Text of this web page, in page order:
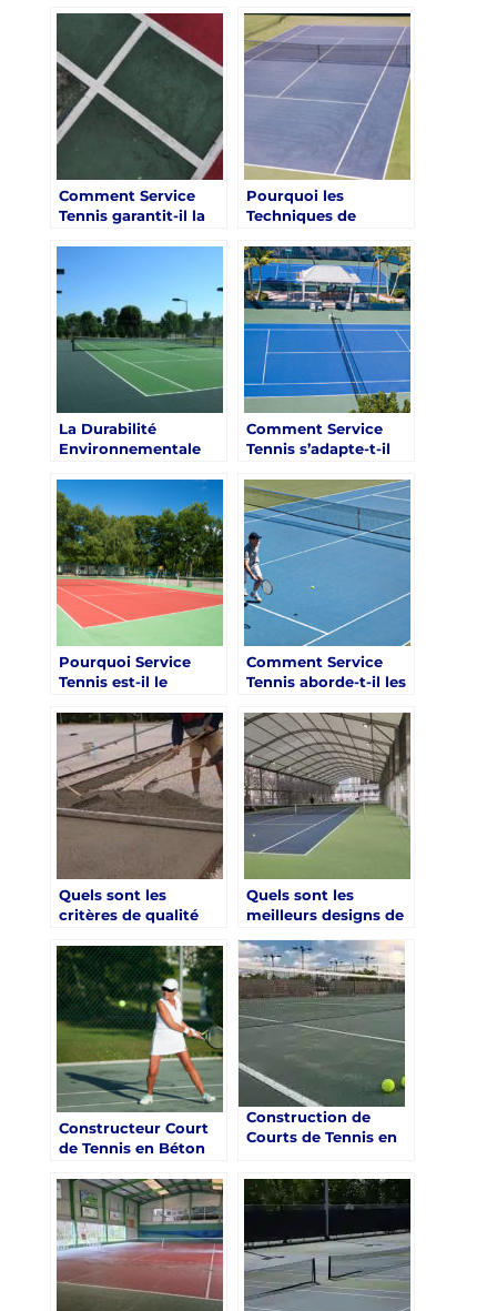
Comment Service
Tennis garantit-il la
de courts de tennis
en béton poreux à
Nice ?
Pourquoi les
Techniques de
la Construction de
Courts de Tennis en
Béton Poreux sont-
elles Uniques à Nice?
La Durabilité
Environnementale
en Béton Poreux à
Nice par Service
Tennis
Comment Service
Tennis s’adapte-t-il
niveaux de
compétence des
joueurs lors de la
construction de
courts de tennis en
béton poreux à Nice
?
Pourquoi Service
Tennis est-il le
construction de
courts de tennis en
béton poreux
résidentiels à Nice?
Comment Service
Tennis aborde-t-il les
construction de
courts de tennis en
béton poreux dans
des espaces
restreints à Nice?
Quels sont les
critères de qualité
tennis en béton
poreux à Nice ?
Quels sont les
meilleurs designs de
béton poreux pour
un espace limité à
Nice ?
Constructeur Court
de Tennis en Béton
Comment Service
Tennis Gère-t-il des
Partenariats avec des
Fournisseurs
d’Équipements de
Tennis?
Construction de
Courts de Tennis en
Techniques
Essentielles pour
Assurer la Longévité